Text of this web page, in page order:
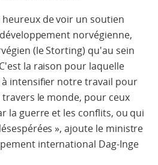
heureux de voir un soutien
norvégienne,
(le Storting) qu'au sein
la raison pour laquelle
intensifier notre travail pour
le monde, pour ceux
la guerre et les conflits, ou qui
», ajoute le ministre
international Dag-Inge